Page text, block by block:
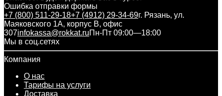
Ошибка отправки формы
+7 (800) 511-29-18+7 (4912) 29-34-69г. Рязань, ул.
Маяковского 1А, корпус B, офис
307infokassa@rokkat.ruПн-Пт 09:00—18:00
Мы в соц.сетях
Компания
О нас
Тарифы на услуги
Доставка